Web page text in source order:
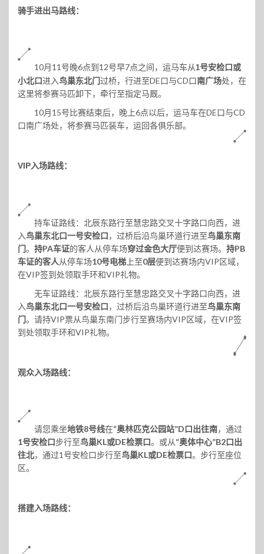
骑手进出马路线：
10月11号晚6点到12号早7点之间，运马车从1号安检口或
小北口进入鸟巢东北门过桥，行进至DE口与CD口南广场处，在
这里将参赛马匹卸下，牵行至指定马厩。
10月15号比赛结束后，晚上6点以后，运马车在DE口与CD
口南广场处，将参赛马匹装车，运回各俱乐部。
VIP入场路线：
持车证路线： 北辰东路行至慧忠路交叉十字路口向西，进
入鸟巢东北口一号安检口，过桥后沿鸟巢环道行进至鸟巢东南
门。 持PA车证的客人从停车场穿过金色大厅便到达赛场。 持PB
车证的客人从停车场10号电梯 上至0层便到达赛场内VIP区域，
在VIP签到处领取手环和VIP礼物。
无车证路线： 北辰东路行至慧忠路交叉十字路口向西，进
入鸟巢东北口一号安检口，过桥后沿鸟巢环道行进至鸟巢东南
门。请持VIP票从鸟巢东南门步行至赛场内VIP区域，在VIP签
到处领取手环和VIP礼物。
观众入场路线：
请您乘坐地铁8号线在“奥林匹克公园站”D口出往南，通过
1号安检口步行至鸟巢KL或DE检票口。或从“奥体中心”B2口出
往北，通过1号安检口步行至鸟巢KL或DE检票口。步行至座位
区。
搭建入场路线：